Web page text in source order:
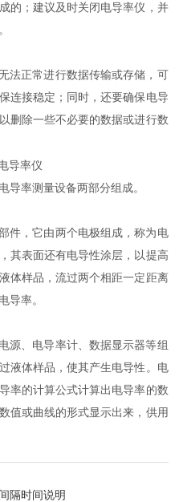
的；建议及时关闭电导率仪，并
正常进行数据传输或存储，可
连接稳定；同时，还要确保电导
删除一些不必要的数据或进行数
导率测量设备两部分组成。
，它由两个电极组成，称为电
其表面还有电导性涂层，以提高
体样品，流过两个相距一定距离
导率。
、电导率计、数据显示器等组
液体样品，使其产生电导性。电
率的计算公式计算出电导率的数
值或曲线的形式显示出来，供用
隔时间说明